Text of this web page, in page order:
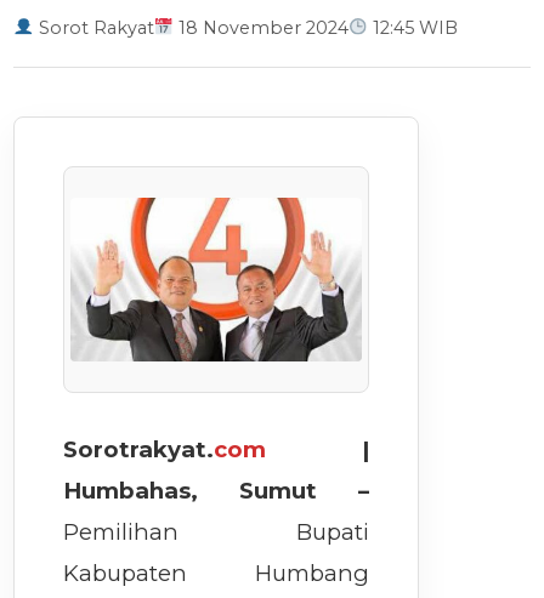
Sorot Rakyat 18 November 2024 12:45 WIB
Sorotrakyat.com |
Humbahas, Sumut –
Pemilihan Bupati
Kabupaten Humbang